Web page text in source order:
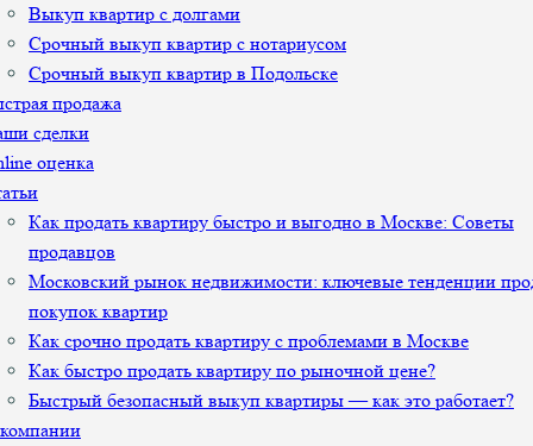
Выкуп квартир с долгами
Срочный выкуп квартир с нотариусом
Срочный выкуп квартир в Подольске
продажа
сделки
оценка
Как продать квартиру быстро и выгодно в Москве: Советы
продавцов
Московский рынок недвижимости: ключевые тенденции
покупок квартир
Как срочно продать квартиру с проблемами в Москве
Как быстро продать квартиру по рыночной цене?
Быстрый безопасный выкуп квартиры — как это работает?